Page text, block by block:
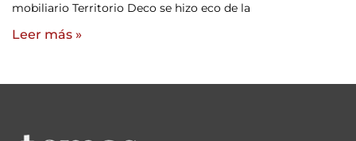
mobiliario Territorio Deco se hizo eco de la
Leer más »